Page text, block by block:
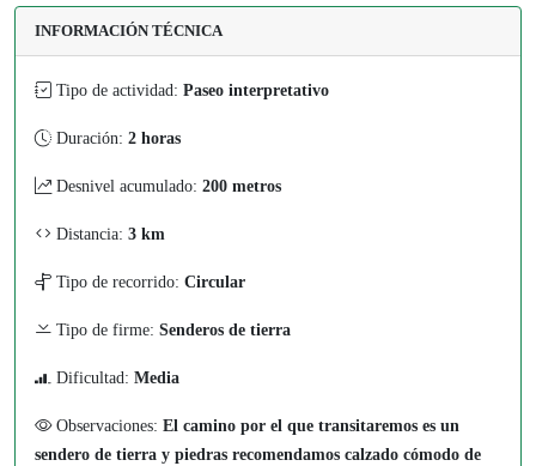
INFORMACIÓN TÉCNICA
Tipo de actividad: Paseo interpretativo
Duración: 2 horas
Desnivel acumulado: 200 metros
Distancia: 3 km
Tipo de recorrido: Circular
Tipo de firme: Senderos de tierra
Dificultad: Media
Observaciones: El camino por el que transitaremos es un
sendero de tierra y piedras recomendamos calzado cómodo de